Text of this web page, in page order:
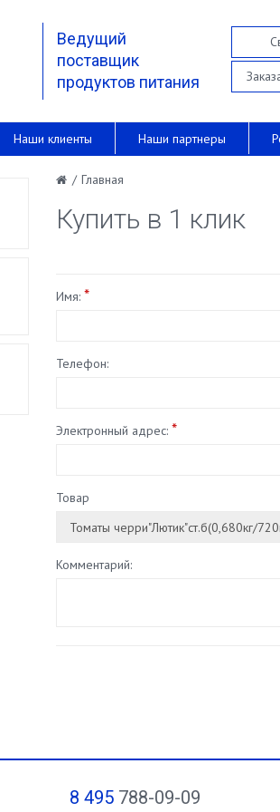
Ведущий
поставщик
продуктов питания
Наши клиенты Наши партнеры
/ Главная
Купить в 1 клик
Имя: *
Телефон:
Электронный адрес: *
Товар
Комментарий:
8 495788-09-09